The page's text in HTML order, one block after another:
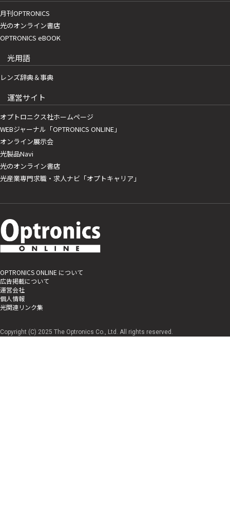
月刊OPTRONICS
光のオンライン書店
OPTRONICS eBOOK
光用語
レンズ辞典＆事典
運営サイト
オプトロニクス社ホームページ
WEBジャーナル「OPTRONICS ONLINE」
オンライン展示会
光製品Navi
光のオンライン書店
光産業専門求職・求人ナビ「オプトキャリア」
OPTRONICS ONLINE について
広告掲載について
運営会社
個人情報
光関連リンク集
Copyright (C) 2025 The Optronics Co., Ltd. All rights reserved.